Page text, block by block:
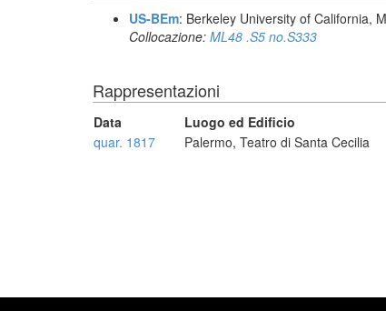
US-BEm: Berkeley University of California,
Collocazione: ML48 .S5 no.S333
Rappresentazioni
Data Luogo ed Edificio
quar. 1817
Palermo, Teatro di Santa Cecilia